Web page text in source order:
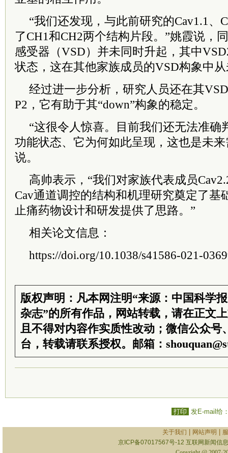
“我们还发现，与此前研究的Cav1.1、
了CH1和CH2两个结构片段。”姚霞说，
感受器（VSD）并未同时升起，其中
状态，这在其他家族成员的VSD构象中
经过进一步分析，研究人员还在其
P2，它有助于其“down”构象的稳定。
“这很令人惊喜。目前我们还无法准确
功能状态、它为何如此呈现，这也是未
说。
高帅表示，“我们对家族代表成员
Cav通道调控的结构和机理研究奠定了基
止痛药物设计和研发提供了思路。”
相关论文信息：
https://doi.org/10.1038/s41586-021-
版权声明：凡本网注明“来源：中国科学
杂志”的所有作品，网站转载，请在正文
且不得对内容作实质性改动；微信公众号
台，转载请联系授权。邮箱：
打印 发E-mail给
关于我们 网站声明
京ICP备07017567号-12 互联网新闻信